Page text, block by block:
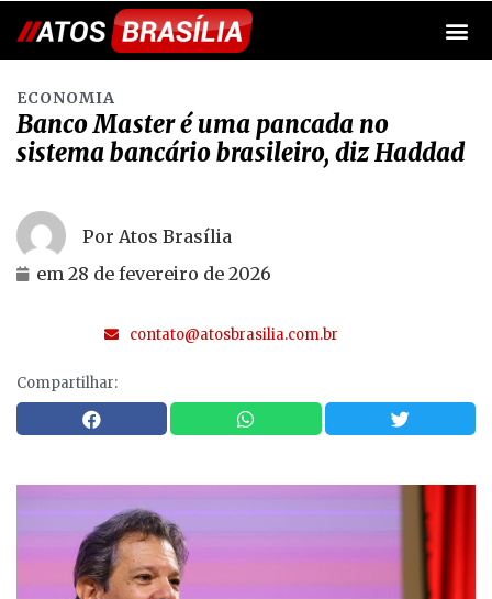
ECONOMIA
Banco Master é uma pancada no
sistema bancário brasileiro, diz Haddad
Por Atos Brasília
em 28 de fevereiro de 2026
contato@atosbrasilia.com.br
Compartilhar: